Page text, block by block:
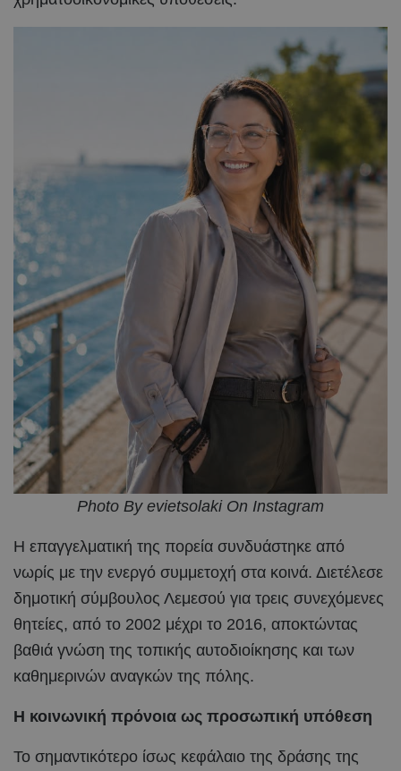
Photo By evietsolaki On Instagram
Η επαγγελματική της πορεία συνδυάστηκε από
νωρίς με την ενεργό συμμετοχή στα κοινά. Διετέλεσε
δημοτική σύμβουλος Λεμεσού για τρεις συνεχόμενες
θητείες, από το 2002 μέχρι το 2016, αποκτώντας
βαθιά γνώση της τοπικής αυτοδιοίκησης και των
καθημερινών αναγκών της πόλης.
Η κοινωνική πρόνοια ως προσωπική υπόθεση
Το σημαντικότερο ίσως κεφάλαιο της δράσης της